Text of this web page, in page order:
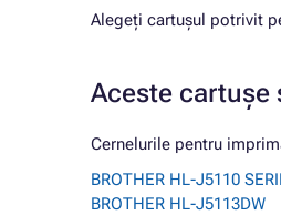
Alegeți cartușul potrivit
Aceste cartușe
Cernelurile pentru
BROTHER HL-J5110
BROTHER HL-J5113DW